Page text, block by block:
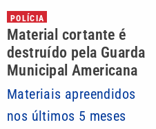
POLÍCIA
Material cortante é
destruído pela Guarda
Municipal Americana
Materiais apreendidos
nos últimos 5 meses